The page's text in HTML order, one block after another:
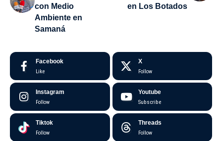
con Medio
Ambiente en
Samaná
en Los Botados
Facebook
Like
X
Follow
Instagram
Follow
Youtube
Subscribe
Tiktok
Follow
Threads
Follow